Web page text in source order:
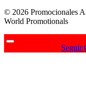
© 2026 Promocionales
World Promotionals
Seguir